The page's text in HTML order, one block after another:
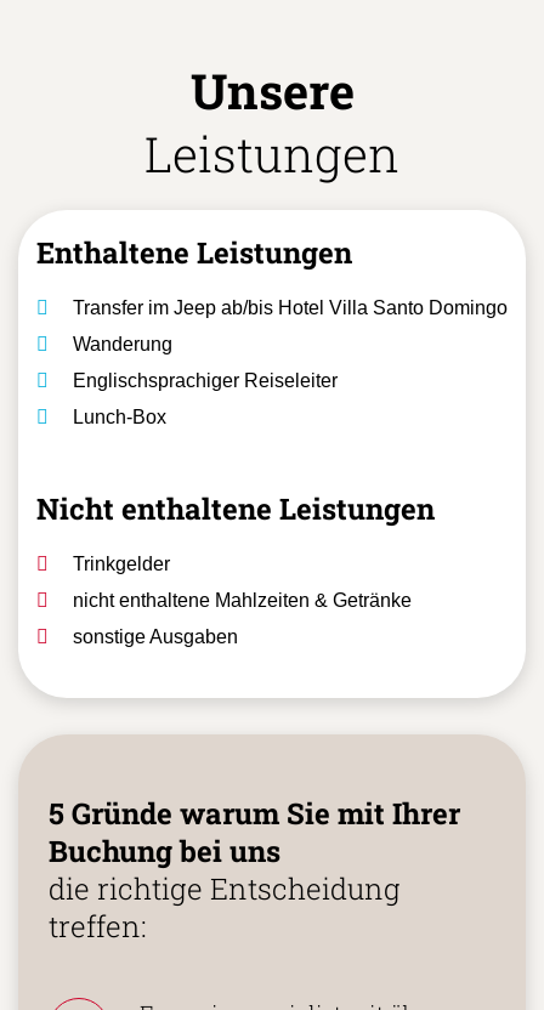
Unsere
Leistungen
Enthaltene Leistungen
Transfer im Jeep ab/bis Hotel Villa Santo Domingo
Wanderung
Englischsprachiger Reiseleiter
Lunch-Box
Nicht enthaltene Leistungen
Trinkgelder
nicht enthaltene Mahlzeiten & Getränke
sonstige Ausgaben
5 Gründe warum Sie mit Ihrer
Buchung bei uns
die richtige Entscheidung
treffen: